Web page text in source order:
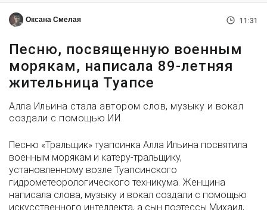
Оксана Смелая 11:31
Песню, посвященную военным
морякам, написала 89-летняя
жительница Туапсе
Алла Ильина стала автором слов, музыку и вокал
создали с помощью ИИ
Песню «Тральщик» туапсинка Алла Ильина посвятила
военным морякам и катеру-тральщику,
установленному возле Туапсинского
гидрометеорологического техникума. Женщина
написала слова, музыку и вокал создали с помощью
искусственного интеллекта, а сын поэтессы Михаил,